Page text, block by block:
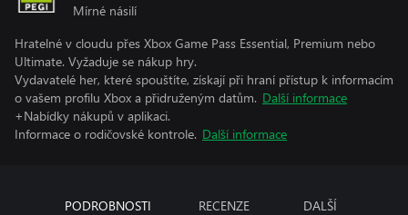
Mírné násilí
Hratelné v cloudu přes Xbox Game Pass Essential, Premium nebo
Ultimate. Vyžaduje se nákup hry.
Vydavatelé her, které spouštíte, získají při hraní přístup k informacím
o vašem profilu Xbox a přidruženým datům. Další informace
+Nabídky nákupů v aplikaci.
Informace o rodičovské kontrole. Další informace
PODROBNOSTI RECENZE DALŠÍ